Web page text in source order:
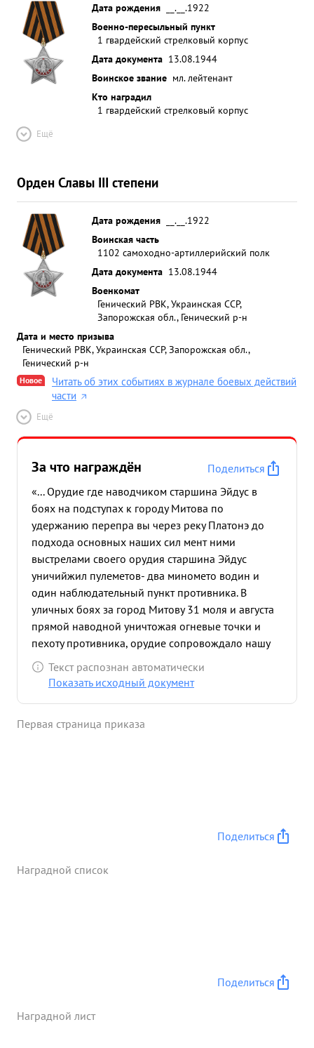
Дата рождения
__.__.1922
Военно-пересыльный пункт
1 гвардейский стрелковый корпус
Дата документа 13.08.1944
Воинское звание мл. лейтенант
Кто наградил
1 гвардейский стрелковый корпус
Ещё
Орден Славы III степени
Дата рождения
__.__.1922
Воинская часть
1102 самоходно-артиллерийский полк
Дата документа 13.08.1944
Военкомат
Генический РВК, Украинская ССР,
Запорожская обл., Генический р-н
Дата и место призыва
Генический РВК, Украинская ССР, Запорожская обл.,
Генический р-н
Новое
Читать об этих событиях в журнале боевых действий
части
Ещё
За что награждён
Поделиться
«... Орудие где наводчиком старшина Эйдус в
боях на подступах к городу Митова по
удержанию перепра вы через реку Платонэ до
подхода основных наших сил мент ними
выстрелами своего орудия старшина Эйдус
уничийжил пулеметов- два миномето водин и
один наблюдательный пункт противника. В
уличных боях за город Митову 31 моля и августа
прямой наводной уничтожая огневые точки и
пехоту противника, орудие сопровождало нашу
пехоту через весь город при этом уличий жило:
стойко вых пулемент два и свыше десяти солдат и
Текст распознан автоматически
Показать исходный документ
Первая страница приказа
Поделиться
Наградной список
Поделиться
Наградной лист